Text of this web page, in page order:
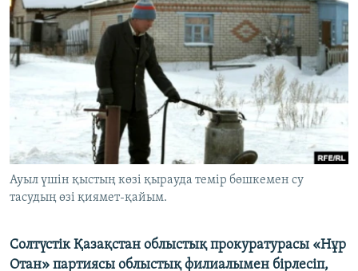
АРНАЙЫ ЖОБАЛАР
Русский
ЖАЗЫЛЫҢЫЗ
Басқа тілдерде
Ауыл үшін қыстың көзі қырауда темір бөшкемен су
тасудың өзі қиямет-қайым.
Солтүстік Қазақстан облыстық прокуратурасы «Нұр
Отан» партиясы облыстық филиалымен бірлесіп,